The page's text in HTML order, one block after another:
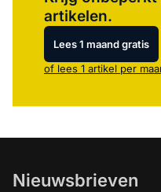
artikelen.
Lees 1 maand gratis
of lees 1 artikel per
Nieuwsbrieven